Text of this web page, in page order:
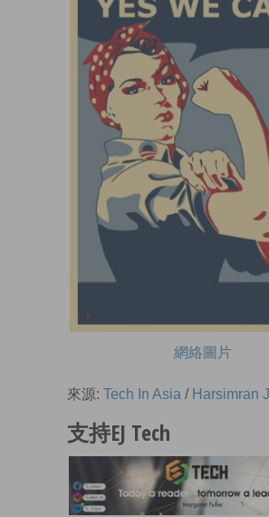
網絡圖片
來源: Tech In Asia / Harsimran
支持EJ Tech